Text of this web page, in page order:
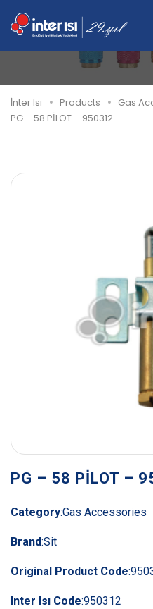
PG – 58
İnter Isı Products
Gas
PG – 58 PİLOT – 950312
PG – 58 PİLOT –
Category:Gas Accessories
Brand:Sit
Original Product Code:
Inter Isı Code:950312